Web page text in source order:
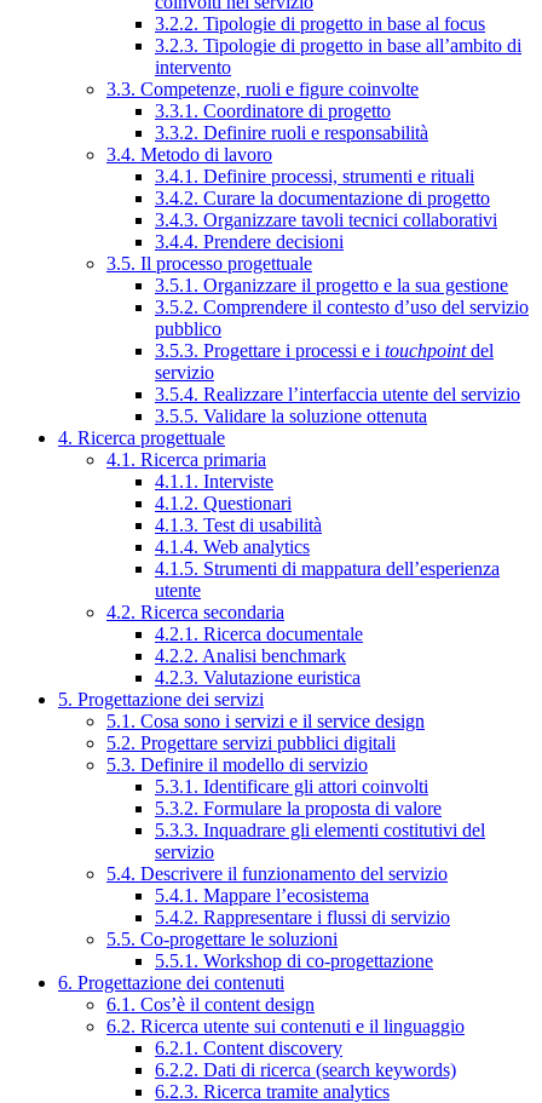
3.2.2. Tipologie di progetto in base al focus
3.2.3. Tipologie di progetto in base all’ambito di
intervento
3.3. Competenze, ruoli e figure coinvolte
3.3.1. Coordinatore di progetto
3.3.2. Definire ruoli e responsabilità
3.4. Metodo di lavoro
3.4.1. Definire processi, strumenti e rituali
3.4.2. Curare la documentazione di progetto
3.4.3. Organizzare tavoli tecnici collaborativi
3.4.4. Prendere decisioni
3.5. Il processo progettuale
3.5.1. Organizzare il progetto e la sua gestione
3.5.2. Comprendere il contesto d’uso del servizio
pubblico
3.5.3. Progettare i processi e i touchpointdel
servizio
3.5.4. Realizzare l’interfaccia utente del servizio
3.5.5. Validare la soluzione ottenuta
4. Ricerca progettuale
4.1. Ricerca primaria
4.1.1. Interviste
4.1.2. Questionari
4.1.3. Test di usabilità
4.1.4. Web analytics
4.1.5. Strumenti di mappatura dell’esperienza
utente
4.2. Ricerca secondaria
4.2.1. Ricerca documentale
4.2.2. Analisi benchmark
4.2.3. Valutazione euristica
5. Progettazione dei servizi
5.1. Cosa sono i servizi e il service design
5.2. Progettare servizi pubblici digitali
5.3. Definire il modello di servizio
5.3.1. Identificare gli attori coinvolti
5.3.2. Formulare la proposta di valore
5.3.3. Inquadrare gli elementi costitutivi del
servizio
5.4. Descrivere il funzionamento del servizio
5.4.1. Mappare l’ecosistema
5.4.2. Rappresentare i flussi di servizio
5.5. Co-progettare le soluzioni
5.5.1. Workshop di co-progettazione
6. Progettazione dei contenuti
6.1. Cos’è il content design
6.2. Ricerca utente sui contenuti e il linguaggio
6.2.1. Content discovery
6.2.2. Dati di ricerca (search keywords)
6.2.3. Ricerca tramite analytics